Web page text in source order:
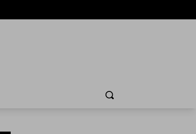
Cerca